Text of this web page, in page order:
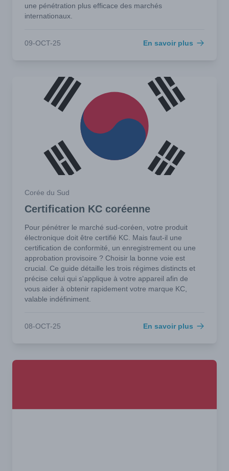
une pénétration plus efficace des marchés
internationaux.
09-OCT-25 En savoir plus
Corée du Sud
Certification KC coréenne
Pour pénétrer le marché sud-coréen, votre produit
électronique doit être certifié KC. Mais faut-il une
certification de conformité, un enregistrement ou une
approbation provisoire ? Choisir la bonne voie est
crucial. Ce guide détaille les trois régimes distincts et
précise celui qui s'applique à votre appareil afin de
vous aider à obtenir rapidement votre marque KC,
valable indéfiniment.
08-OCT-25 En savoir plus